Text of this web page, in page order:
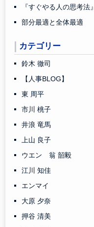
『すぐやる人の思考
部分最適と全体最適
カテゴリー
鈴木 徹司
【人事BLOG】
東 周平
市川 桃子
井浪 竜馬
上山 良子
ウエン 翁 韶毅
江川 知佳
エンマイ
大原 夕奈
押谷 清美